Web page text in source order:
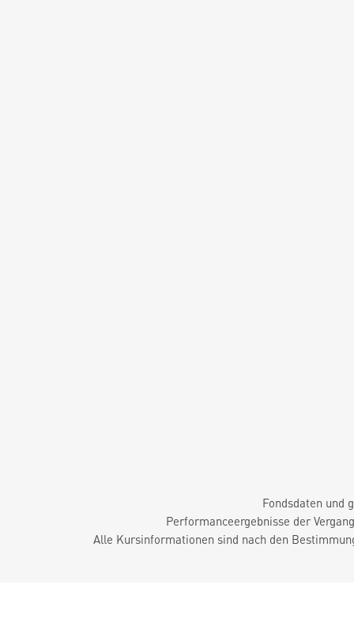
Fondsdaten und
Performanceergebnisse der
Alle Kursinformationen sind nach den